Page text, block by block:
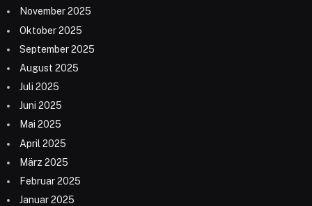
November 2025
Oktober 2025
September 2025
August 2025
Juli 2025
Juni 2025
Mai 2025
April 2025
März 2025
Februar 2025
Januar 2025